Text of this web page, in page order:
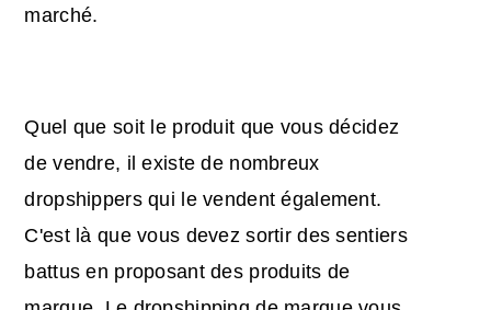
marché.
Quel que soit le produit que vous décidez
de vendre, il existe de nombreux
dropshippers qui le vendent également.
C'est là que vous devez sortir des sentiers
battus en proposant des produits de